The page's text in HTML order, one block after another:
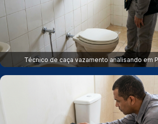
Técnico de caça vazamento analisando em